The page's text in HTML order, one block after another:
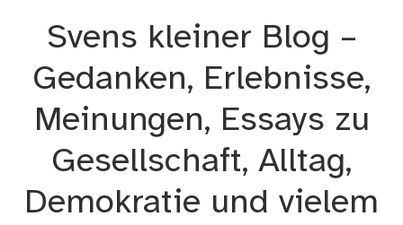
Svens kleiner Blog –
Gedanken, Erlebnisse,
Meinungen, Essays zu
Gesellschaft, Alltag,
Demokratie und vielem